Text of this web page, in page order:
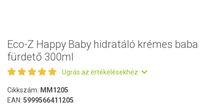
Eco-Z Happy Baby hidratáló krémes baba
fürdető 300ml
Ugrás az értékelésekhez
Cikkszám: MM1205
EAN: 5999566411205